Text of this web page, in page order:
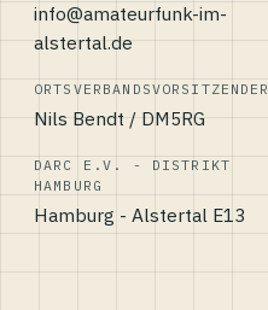
info@amateurfunk-im-
alstertal.de
ORTSVERBANDSVORSITZENDER
Nils Bendt / DM5RG
DARC E.V. - DISTRIKT
HAMBURG
Hamburg - Alstertal E13